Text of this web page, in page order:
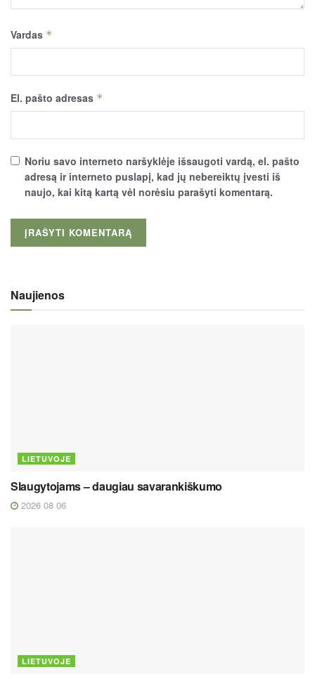
Vardas *
El. pašto adresas *
Noriu savo interneto naršyklėje išsaugoti vardą, el. pašto
adresą ir interneto puslapį, kad jų nebereiktų įvesti iš
naujo, kai kitą kartą vėl norėsiu parašyti komentarą.
Naujienos
LIETUVOJE
Slaugytojams – daugiau savarankiškumo
2026 08 06
LIETUVOJE